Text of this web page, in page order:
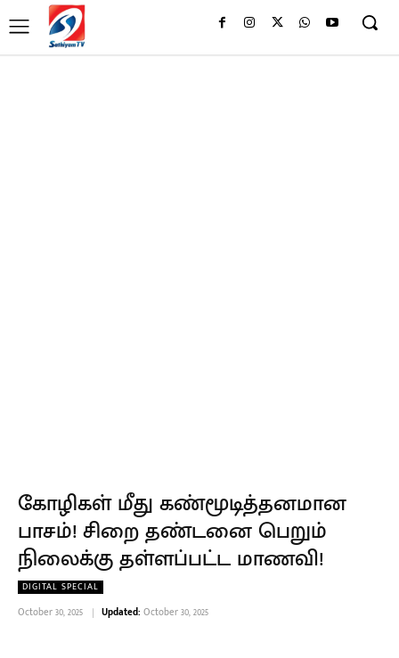
கோழிகள் மீது கண்மூடித்தனமான
பாசம்! சிறை தண்டனை பெறும்
நிலைக்கு தள்ளப்பட்ட மாணவி!
DIGITAL SPECIAL
October 30, 2025 Updated: October 30, 2025